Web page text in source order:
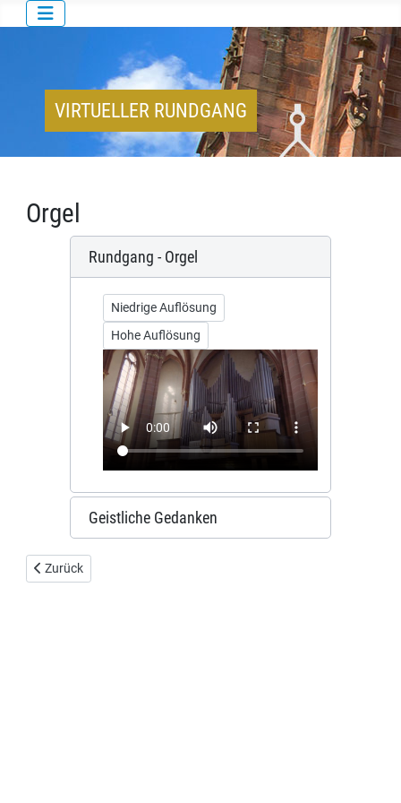
VIRTUELLER RUNDGANG
Orgel
Rundgang - Orgel
Niedrige Auflösung
Hohe Auflösung
Geistliche Gedanken
Vorheriger Beitrag: Kirchenschatz
Zurück